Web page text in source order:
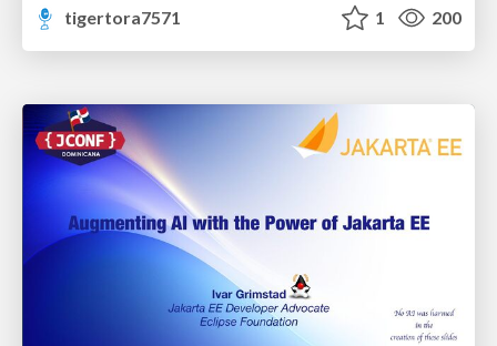
tigertora7571
1 200